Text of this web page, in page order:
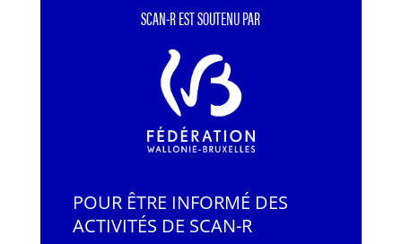
SCAN-R EST SOUTENU PAR
POUR ÊTRE INFORMÉ DES
ACTIVITÉS DE SCAN-R